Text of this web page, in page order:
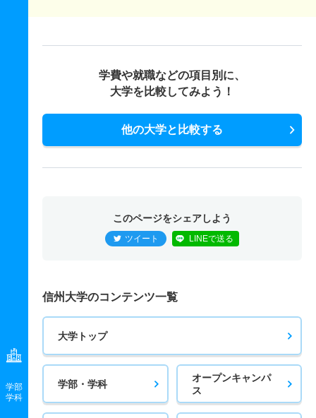
学部
学科
学費や就職などの項目別に、
大学を比較してみよう！
他の大学と比較する
このページをシェアしよう
ツイート LINEで送る
信州大学のコンテンツ一覧
大学トップ
学部・学科
オープンキャンパ
ス